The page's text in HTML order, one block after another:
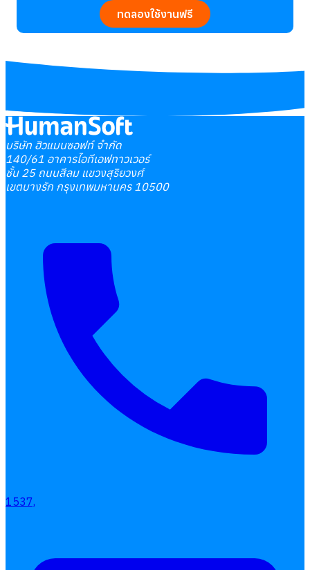
ทดลองใช้งานฟรี
บริษัท ฮิวแมนซอฟท์ จำกัด
140/61 อาคารไอทีเอฟทาวเวอร์
ชั้น 25 ถนนสีลม แขวงสุริยวงศ์
เขตบางรัก กรุงเทพมหานคร 10500
1537,